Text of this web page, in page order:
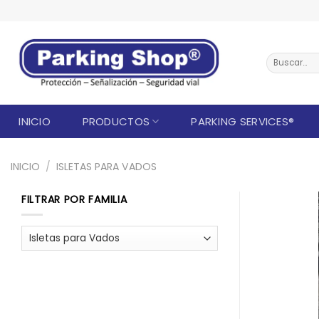
contenido
Buscar
por:
INICIO PRODUCTOS PARKING SERVICES®
INICIO / ISLETAS PARA VADOS
FILTRAR POR FAMILIA